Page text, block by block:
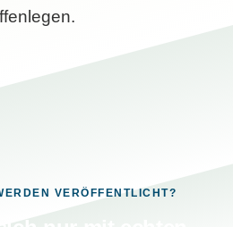
VERÖFFENTLICHT?